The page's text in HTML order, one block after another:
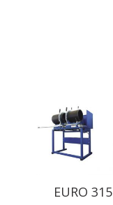
EURO 315